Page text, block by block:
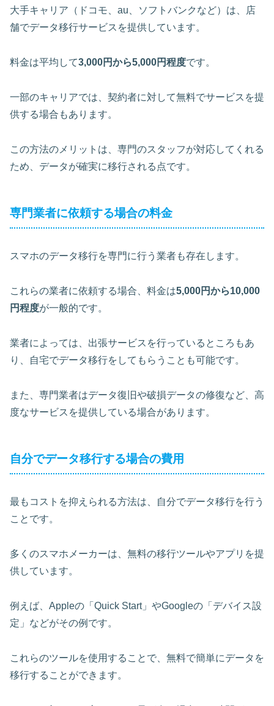
大手キャリア（ドコモ、au、ソフトバンクなど）は、店
舗でデータ移行サービスを提供しています。
料金は平均して3,000円から5,000円程度です。
一部のキャリアでは、契約者に対して無料でサービスを提
供する場合もあります。
この方法のメリットは、専門のスタッフが対応してくれる
ため、データが確実に移行される点です。
専門業者に依頼する場合の料金
スマホのデータ移行を専門に行う業者も存在します。
これらの業者に依頼する場合、料金は5,000円から10,000
円程度が一般的です。
業者によっては、出張サービスを行っているところもあ
り、自宅でデータ移行をしてもらうことも可能です。
また、専門業者はデータ復旧や破損データの修復など、高
度なサービスを提供している場合があります。
自分でデータ移行する場合の費用
最もコストを抑えられる方法は、自分でデータ移行を行う
ことです。
多くのスマホメーカーは、無料の移行ツールやアプリを提
供しています。
例えば、Appleの「Quick Start」やGoogleの「デバイス設
定」などがその例です。
これらのツールを使用することで、無料で簡単にデータを
移行することができます。